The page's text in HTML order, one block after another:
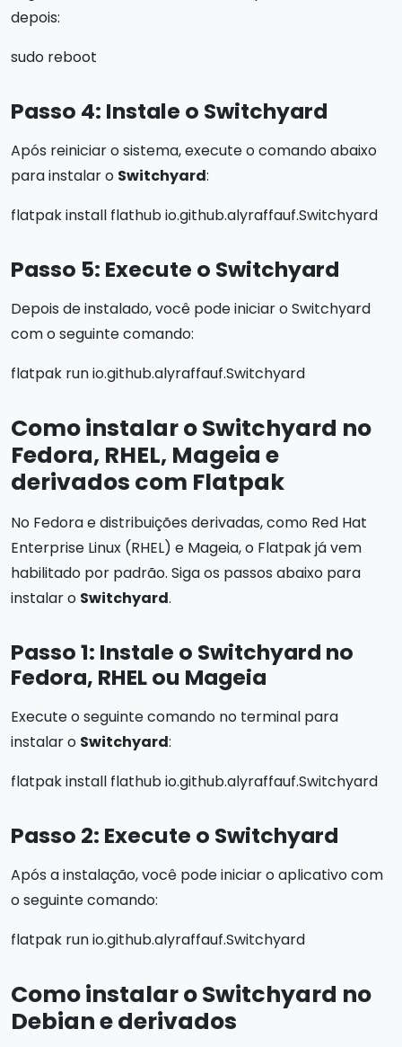
depois:
sudo reboot
Passo 4: Instale o Switchyard
Após reiniciar o sistema, execute o comando abaixo
para instalar o Switchyard:
flatpak install flathub io.github.alyraffauf.Switchyard
Passo 5: Execute o Switchyard
Depois de instalado, você pode iniciar o Switchyard
com o seguinte comando:
flatpak run io.github.alyraffauf.Switchyard
Como instalar o Switchyard no
Fedora, RHEL, Mageia e
derivados com Flatpak
No Fedora e distribuições derivadas, como Red Hat
Enterprise Linux (RHEL) e Mageia, o Flatpak já vem
habilitado por padrão. Siga os passos abaixo para
instalar o Switchyard.
Passo 1: Instale o Switchyard no
Fedora, RHEL ou Mageia
Execute o seguinte comando no terminal para
instalar o Switchyard:
flatpak install flathub io.github.alyraffauf.Switchyard
Passo 2: Execute o Switchyard
Após a instalação, você pode iniciar o aplicativo com
o seguinte comando:
flatpak run io.github.alyraffauf.Switchyard
Como instalar o Switchyard no
Debian e derivados